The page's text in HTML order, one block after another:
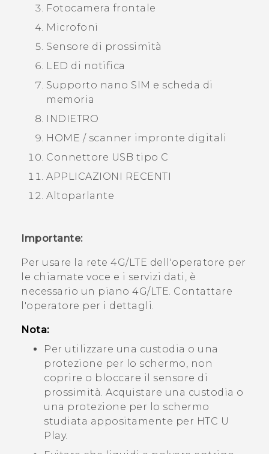
Fotocamera frontale
Microfoni
Sensore di prossimità
LED di notifica
Supporto nano SIM e scheda di
memoria
INDIETRO
HOME / scanner impronte digitali
Connettore USB tipo C
APPLICAZIONI RECENTI
Altoparlante
Importante:
Per usare la rete 4G/ LTE dell'operatore per
le chiamate voce e i servizi dati, è
necessario un piano 4G/ LTE. Contattare
l'operatore per i dettagli.
Nota:
Per utilizzare una custodia o una
protezione per lo schermo, non
coprire o bloccare il sensore di
prossimità. Acquistare una custodia o
una protezione per lo schermo
studiata appositamente per HTC U
Play.